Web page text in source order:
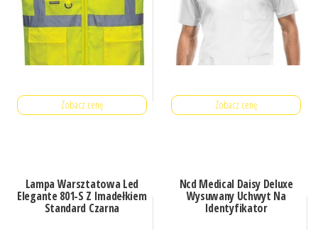
Zobacz cenę Zobacz cenę
Lampa Warsztatowa Led
Elegante 801-S Z Imadełkiem
Standard Czarna
Ncd Medical Daisy Deluxe
Wysuwany Uchwyt Na
Identyfikator